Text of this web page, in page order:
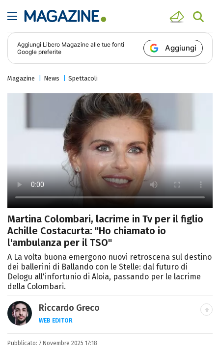
Aggiungi Libero Magazine alle tue fonti
Google preferite
Aggiungi
Magazine News Spettacoli
Martina Colombari, lacrime in Tv per il figlio
Achille Costacurta: "Ho chiamato io
l'ambulanza per il TSO"
A La volta buona emergono nuovi retroscena sul destino
dei ballerini di Ballando con le Stelle: dal futuro di
Delogu all'infortunio di Aloia, passando per le lacrime
della Colombari.
Riccardo Greco
WEB EDITOR
LINKEDIN
Si avvicina all'editoria studiando all'IED
Pubblicato: 7 Novembre 2025 17:18